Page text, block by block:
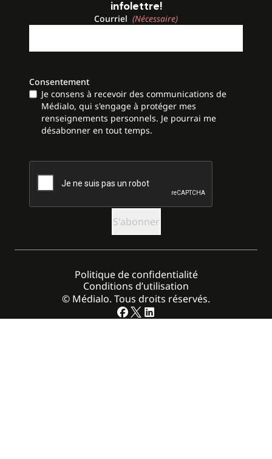
infolettre!
Courriel (Nécessaire)
Consentement
Je consens à recevoir des communications de
Médialo, qui s'engage à protéger mes
renseignements personnels. Je pourrai me
désabonner en tout temps.
© Médialo. Tous droits réservés.
Politique de confidentialité
Conditions d’utilisation